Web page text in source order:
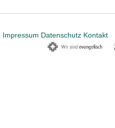
Impressum Datenschutz Kontakt